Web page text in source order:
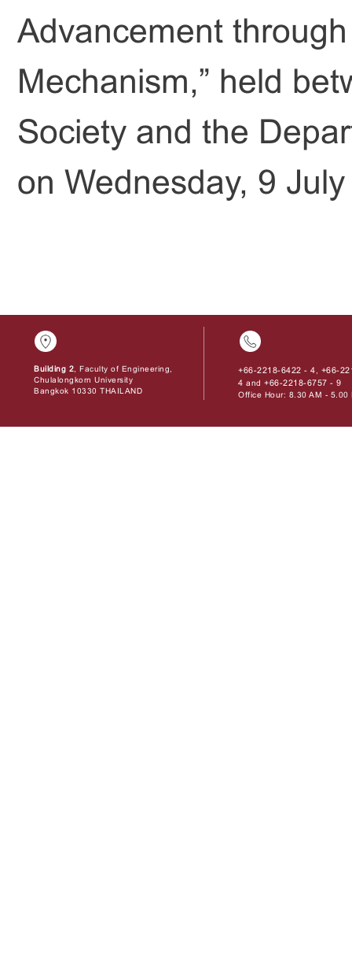
Advancement
Mechanism,” held
Society and the
on Wednesday, 9
Building 2, Faculty of Engineering,
Chulalongkorn University
Bangkok 10330 THAILAND
+66-2218-6422 - 4, +66-
4 and+66-2218-6757 - 9
Office Hour: 8.30 AM - 5.00